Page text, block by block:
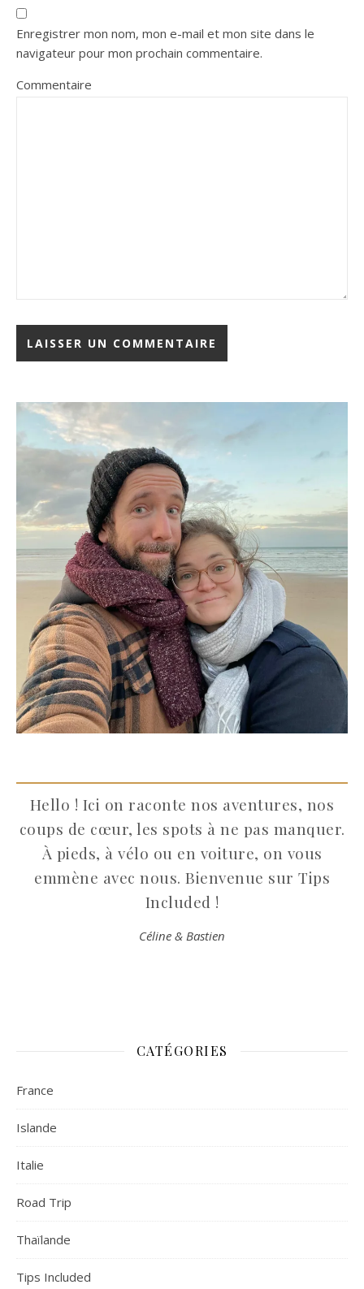
Enregistrer mon nom, mon e-mail et mon site dans le
navigateur pour mon prochain commentaire.
Commentaire
Hello ! Ici on raconte nos aventures, nos
coups de cœur, les spots à ne pas manquer.
À pieds, à vélo ou en voiture, on vous
emmène avec nous. Bienvenue sur Tips
Included !
Céline & Bastien
CATÉGORIES
France
Islande
Italie
Road Trip
Thaïlande
Tips Included